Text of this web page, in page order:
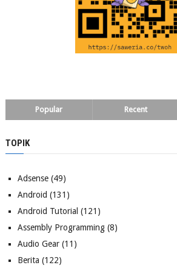
Popular Recent
TOPIK
Adsense(49)
Android (131)
Android Tutorial (121)
Assembly Programming(8)
Audio Gear(11)
Berita (122)